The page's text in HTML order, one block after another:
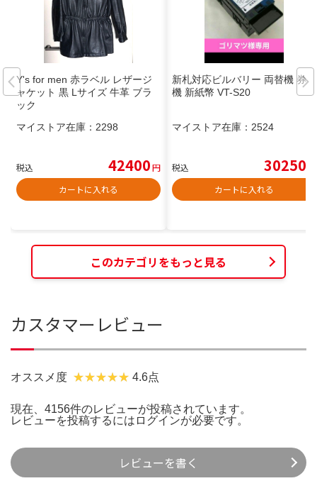
Y's for men 赤ラベル レザージ
ャケット 黒 Lサイズ 牛革 ブラ
ック
マイストア在庫： 2298
税込 42400円
カートに入れる
新札対応ビルバリー 両替機 券売
機 新紙幣 VT-S20
マイストア在庫： 2524
税込 30250
カートに入れる
このカテゴリをもっと見る
カスタマーレビュー
オススメ度 4.6点
現在、4156件のレビューが投稿されています。
レビューを投稿するには ログインが必要です。
レビューを書く